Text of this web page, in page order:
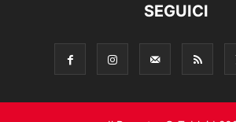
SEGUICI